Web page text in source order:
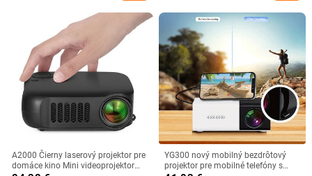
A2000 Čierny laserový projektor pre
domáce kino Mini videoprojektor
YG300 nový mobilný bezdrôtový
projektor pre mobilné telefóny s